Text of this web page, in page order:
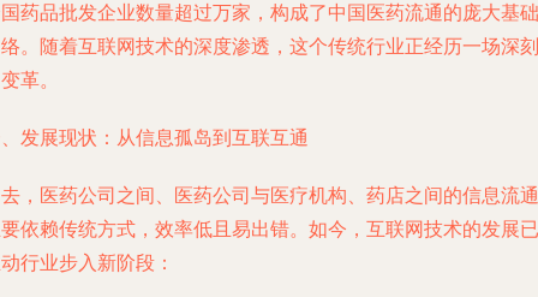
药品批发企业数量超过万家，构成了中国医药流通的庞大基础
。随着互联网技术的深度渗透，这个传统行业正经历一场深刻
革。
发展现状：从信息孤岛到互联互通
，医药公司之间、医药公司与医疗机构、药店之间的信息流通
依赖传统方式，效率低且易出错。如今，互联网技术的发展已
行业步入新阶段：